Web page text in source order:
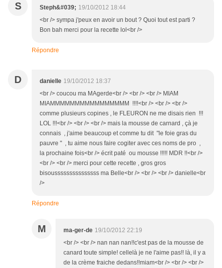
S Steph&#039; 19/10/2012 18:44
<br /> sympa j'peux en avoir un bout ? Quoi tout est parti ?
Bon bah merci pour la recette lol<br />
Répondre
D danielle 19/10/2012 18:37
<br /> coucou ma MAgerde<br /> <br /> <br /> MIAM
MIAMMMMMMMMMMMMMMMM !!!!<br /> <br /> <br />
comme plusieurs copines , le FLEURON ne me disais rien !!!
LOL !!!<br /> <br /> <br /> mais la mousse de carnard , çà je
connais , j'aime beaucoup et comme tu dit "le foie gras du
pauvre " , tu aime nous faire cogiter avec ces noms de pro ,
la prochaine fois<br /> écrit paté ou mousse !!!!! MDR !!<br />
<br /> <br /> merci pour cette recette , gros gros
bisousssssssssssssss ma Belle<br /> <br /> <br /> danielle<br
/>
Répondre
M ma-ger-de 19/10/2012 22:19
<br /> <br /> nan nan nan!!c'est pas de la mousse de
canard toute simple! cellelà je ne l'aime pas!! là, il y a
de la crème fraiche dedans!!miam<br /> <br /> <br />